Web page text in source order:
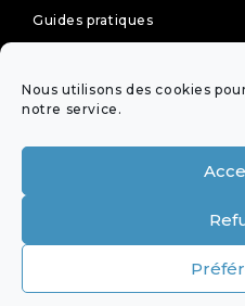
Nous utilisons des cookies
notre service.
Guides pratiques
Politique de cookies (UE)
VISIOCONFÉRENCE DE